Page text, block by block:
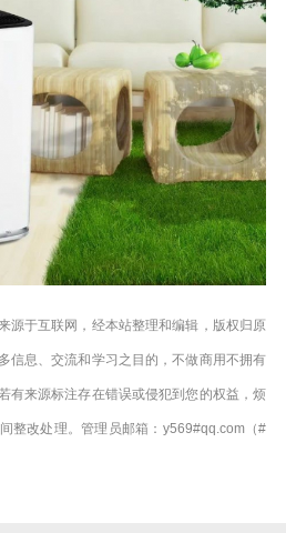
源于互联网，经本站整理和编辑，版权归原
信息、交流和学习之目的，不做商用不拥有
有来源标注存在错误或侵犯到您的权益，烦
整改处理。管理员邮箱：y569#qq.com（#